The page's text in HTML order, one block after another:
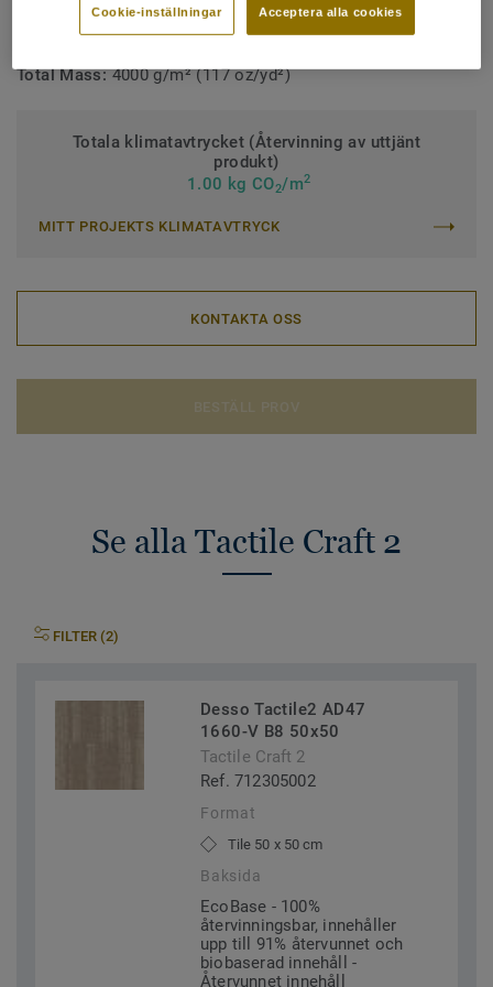
Effektiv luggtjocklek:2,9 mm
Total Mass:4000 g/m² (117 oz/yd²)
Totala klimatavtrycket (Återvinning av uttjänt
produkt)
1.00 kg CO2/m2
MITT PROJEKTS KLIMATAVTRYCK
KONTAKTA OSS
Se alla Tactile Craft 2
FILTER (2)
Desso Tactile2 AD47
1660-V B8 50x50
Tactile Craft 2
Ref. 712305002
Format
Tile 50 x 50 cm
Baksida
EcoBase - 100%
återvinningsbar, innehåller
upp till 91% återvunnet och
biobaserad innehåll -
Återvunnet innehåll
Acceptera alla cookies
Cookie-inställningar